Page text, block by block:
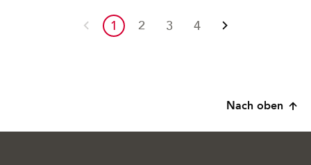
Vorherige
1 2 3 4
Nach oben